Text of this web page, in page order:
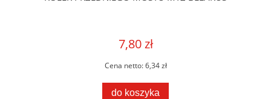
7,80 zł
Cena netto:6,34 zł
do koszyka